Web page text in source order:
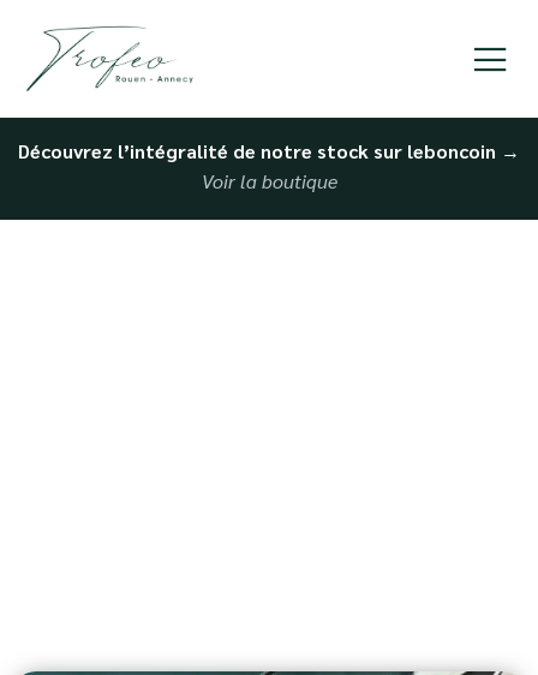
Découvrez l’intégralité de notre stock sur leboncoin →
Voir la boutique